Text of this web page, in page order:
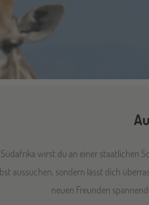
wirst du an einer staatlichen
aussuchen, sondern lässt dich
neuen Freunden